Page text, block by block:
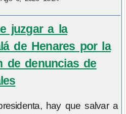
juzgar a la
de Henares por la
de denuncias de
hay que salvar a